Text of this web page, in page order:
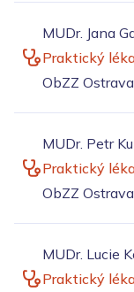
MUDr. Jana
Praktický
ObZZ Ostrava
MUDr. Petr
Praktický
ObZZ Ostrava
MUDr. Lucie
Praktický